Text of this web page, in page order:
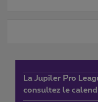
La Jupiler Pro
consultez le